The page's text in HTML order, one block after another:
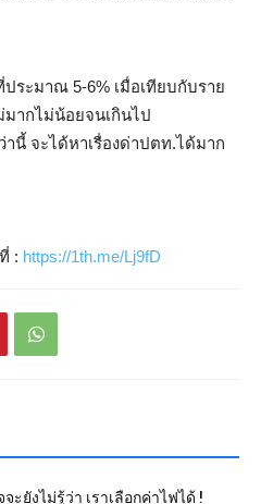
ระมาณ 5-6% เมื่อเทียบกับราย
ากไม่น้อยจนเกินไป
นี้ จะได้หาเรื่องด่าปตท.ได้มาก
: https://1th.me/Lj9fD
ะยังไม่รู้ว่า เราเลือกค่าไฟได้ !